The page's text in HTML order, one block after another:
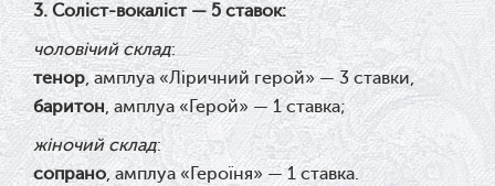
3. Соліст-вокаліст — 5 ставок:
чоловічий склад:
тенор, амплуа «Ліричний герой» — 3 ставки,
баритон, амплуа «Герой» — 1 ставка;
жіночий склад:
сопрано, амплуа «Героїня» —1 ставка.